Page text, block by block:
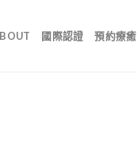
國際認證 預約療癒